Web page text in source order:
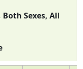
Sexes, All